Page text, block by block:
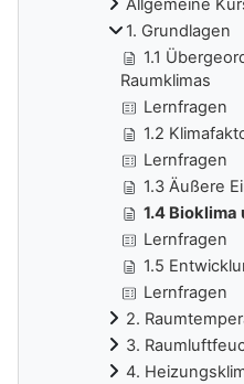
Allgemeine
1. Grundlagen
1.1
Raumklimas
Lernfragen
1.2
Lernfragen
1.3 Äußere
1.4 Bioklima
Lernfragen
1.5
Lernfragen
2.
3.
4.